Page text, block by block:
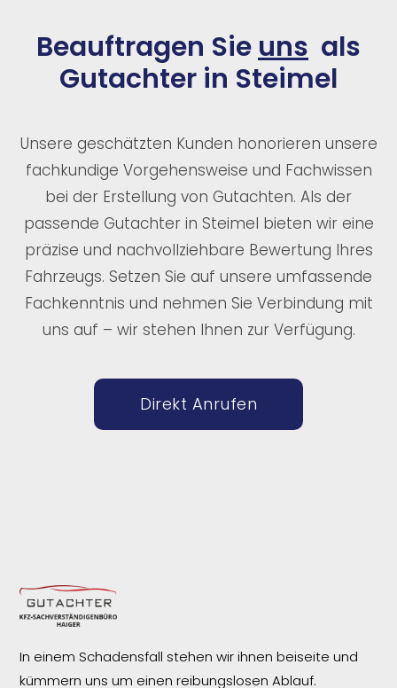
Beauftragen Sie uns als
Gutachter in Steimel
Unsere geschätzten Kunden honorieren unsere
fachkundige Vorgehensweise und Fachwissen
bei der Erstellung von Gutachten. Als der
passende Gutachter in Steimel bieten wir eine
präzise und nachvollziehbare Bewertung Ihres
Fahrzeugs. Setzen Sie auf unsere umfassende
Fachkenntnis und nehmen Sie Verbindung mit
uns auf – wir stehen Ihnen zur Verfügung.
Direkt Anrufen
In einem Schadensfall stehen wir ihnen beiseite und
kümmern uns um einen reibungslosenAblauf.